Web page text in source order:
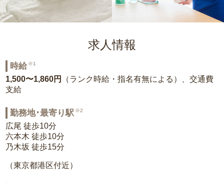
求人情報
時給 ※1
1,500〜1,860円
（ランク時給・指名有無による）、交通費
支給
勤務地･最寄り駅 ※2
広尾 徒歩10分
六本木 徒歩10分
乃木坂 徒歩15分
（東京都港区付近）